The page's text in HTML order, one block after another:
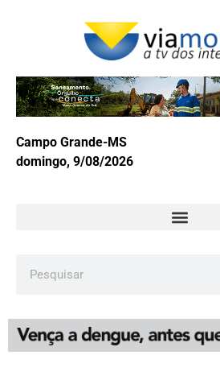
Campo Grande-MS
domingo, 9/08/2026